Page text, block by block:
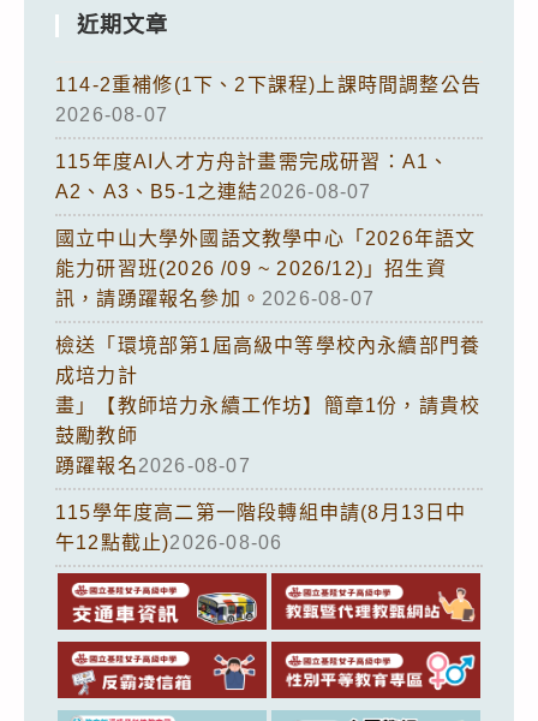
近期文章
114-2重補修(1下、2下課程)上課時間調整公告
2026-08-07
115年度AI人才方舟計畫需完成研習：A1、
A2、A3、B5-1之連結2026-08-07
國立中山大學外國語文教學中心「2026年語文
能力研習班(2026 /09 ~ 2026/12)」招生資
訊，請踴躍報名參加。 2026-08-07
檢送「環境部第1屆高級中等學校內永續部門養
成培力計
畫」【教師培力永續工作坊】簡章1份，請貴校
鼓勵教師
踴躍報名2026-08-07
115學年度高二第一階段轉組申請(8月13日中
午12點截止)2026-08-06